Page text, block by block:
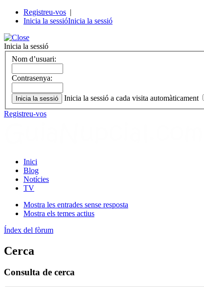
Registreu-vos |
Inicia la sessióInicia la sessió
Inicia la sessió
Nom d’usuari:
Contrasenya:
Inicia la sessió a cada visita automàticament
Registreu-vos
Inici
Blog
Notícies
TV
Mostra les entrades sense resposta
Mostra els temes actius
Índex del fòrum
Cerca
Consulta de cerca